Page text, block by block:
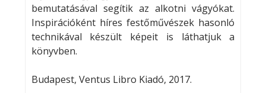
bemutatásával segítik az alkotni vágyókat.
Inspirációként híres festőművészek hasonló
technikával készült képeit is láthatjuk a
könyvben.
Budapest, Ventus Libro Kiadó, 2017.